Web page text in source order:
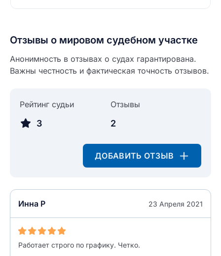
Отзывы о мировом судебном участке
Анонимность в отзывах о судах гарантирована.
Важны честность и фактическая точность отзывов.
Рейтинг судьи
3
Отзывы
2
ДОБАВИТЬ ОТЗЫВ
Инна Р 23 Апреля 2021
Работает строго по графику. Четко.
Введите свое имя
Введите свой e-mail
Как вы оцените судебный участок?
разрешить публикацию отзыва
ОСТАВИТЬ ОТЗЫВ
Введите свой номер телефона
ОСТАВИТЬ ОТЗЫВ
Название населенного пункта